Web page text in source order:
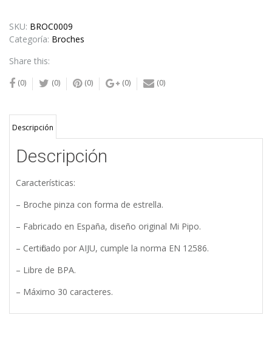
Personalizado
cantidad
SKU: BROC0009
Categoría: Broches
Share this:
(0) (0) (0) (0) (0)
Descripción
Descripción
Características:
– Broche pinza con forma de estrella.
– Fabricado en España, diseño original Mi Pipo.
– Certificado por AIJU, cumple la norma EN 12586.
– Libre de BPA.
– Máximo 30 caracteres.